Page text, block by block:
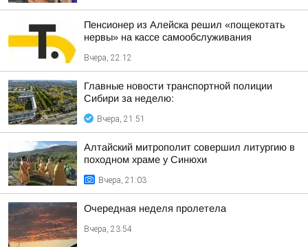
Пенсионер из Алейска решил «пощекотать
нервы» на кассе самообслуживания
Вчера, 22:12
Главные новости транспортной полиции
Сибири за неделю:
Вчера, 21:51
Алтайский митрополит совершил литургию в
походном храме у Синюхи
Вчера, 21:03
Очередная неделя пролетела
Вчера, 23:54